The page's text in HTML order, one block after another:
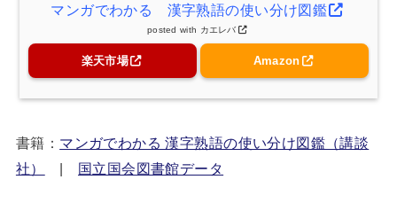
マンガでわかる 漢字熟語の使い分け図鑑
posted with カエレバ
楽天市場 Amazon
書籍： マンガでわかる 漢字熟語の使い分け図鑑（講談
社）
| 国立国会図書館データ